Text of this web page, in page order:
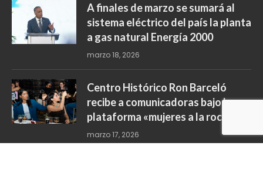
A finales de marzo se sumará al
sistema eléctrico del país la planta
a gas natural Energía 2000
marzo 18, 2026
Centro Histórico Ron Barceló
recibe a comunicadoras bajo la
plataforma «mujeres a la roca»
marzo 17, 2026